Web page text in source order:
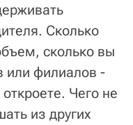
Сколько
сколько вы
или филиалов -
Чего не
из других